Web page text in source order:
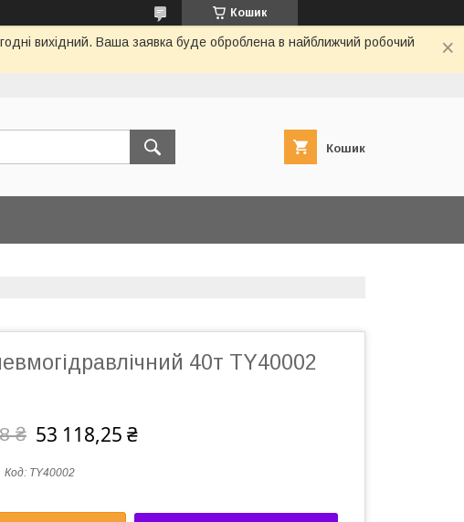
Кошик
вихідний. Ваша заявка буде оброблена в найближчий робочий
Кошик
40т TY40002
₴ 53 118,25 ₴
Код: TY40002